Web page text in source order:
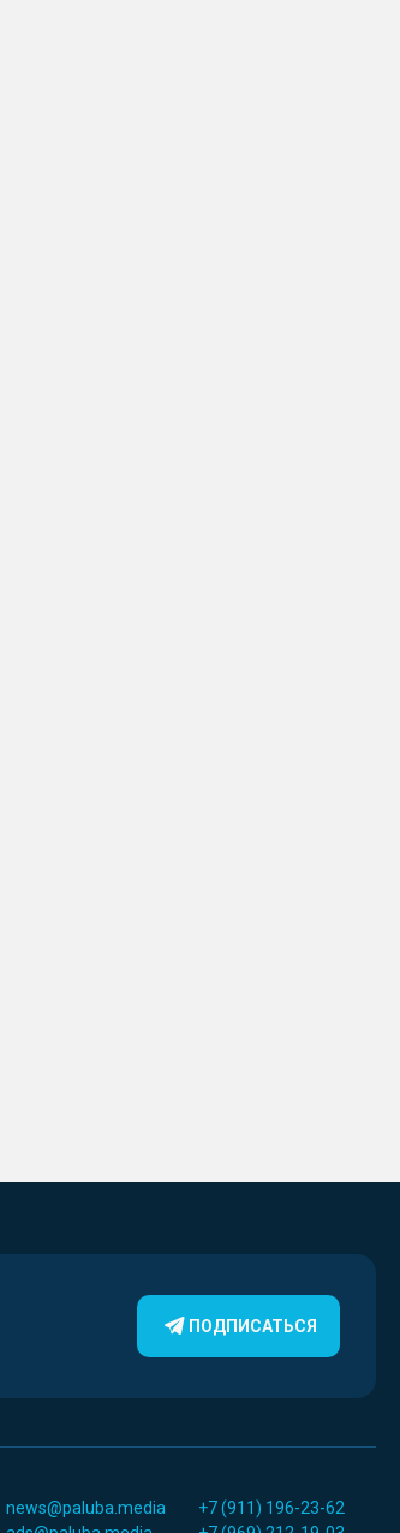
ПОДПИСАТЬСЯ
news@paluba.media
+7 (911) 196-23-62